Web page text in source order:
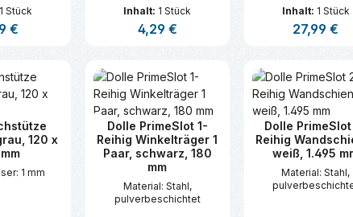
1 Stück
Preis:
€
Anzahl: Gib den gewünschten
Inhalt: 1 Stück
Regulärer Preis:
4,29 €
Produkt Anzahl: Gib den
Inhalt: 1 Stück
Regulärer
27,99 €
Produkt
120 x
1 mm
Dolle PrimeSlot 1-
Reihig Winkelträger 1
Paar, schwarz, 180
mm
Material: Stahl,
pulverbeschichtet
Dolle
Reihig
weiß, 1.495
Material: Stahl,